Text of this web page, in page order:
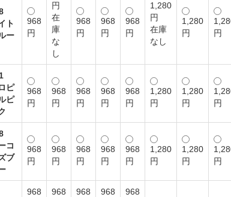
ト
ー
968
円
円
在
庫
な
し
968
円
968
円
968
円
1,280
円
在庫
なし
1,280
円
円
ピ
ピ
968
円
968
円
968
円
968
円
968
円
1,280
円
1,280
円
円
コ
ブ
968
円
968
円
968
円
968
円
968
円
1,280
円
1,280
円
円
968
968
968
968
968